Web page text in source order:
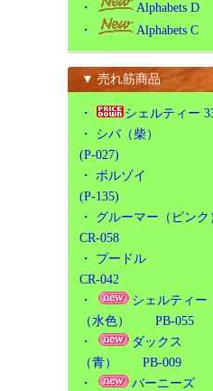
・
Alphabets D
・
Alphabets C
▼ 売れ筋商品
・
シェルティー
・ シバ（柴）
(P-027)
・ ボルゾイ
(P-135)
・ グルーマー（ピンク
CR-058
・ プードル
CR-042
・
シェルティー
（水色） PB-055
・
ダックス
（青） PB-009
・
バーニーズ